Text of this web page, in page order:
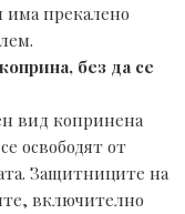
има прекалено
без да се
вид копринена
освободят от
Защитниците на
включително